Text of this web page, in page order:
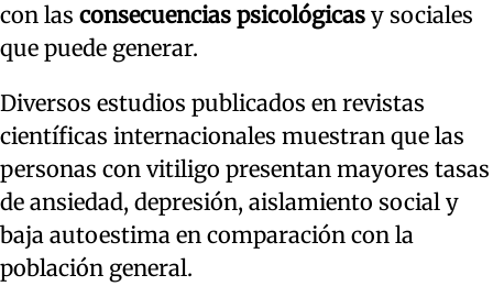
con las consecuencias psicológicas y sociales
que puede generar.
Diversos estudios publicados en revistas
científicas internacionales muestran que las
personas con vitiligo presentan mayores tasas
de ansiedad, depresión, aislamiento social y
baja autoestima en comparación con la
población general.